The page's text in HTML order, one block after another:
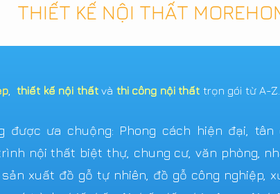
THIẾT KẾ NỘI THẤT
,thiết kế nội thấtvà thi công nội thất trọn gói từ A-
ưa chuộng: Phong cách hiện đại,
nội thất biệt thự, chung cư, văn phòng,
xuất đồ gỗ tự nhiên, đồ gỗ công nghiệp,